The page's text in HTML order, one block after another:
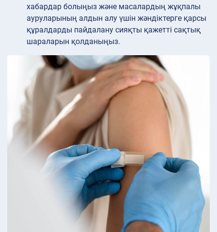
хабардар болыңыз және масалардың жұқпалы
ауруларының алдын алу үшін жәндіктерге қарсы
құралдарды пайдалану сияқты қажетті сақтық
шараларын қолданыңыз.